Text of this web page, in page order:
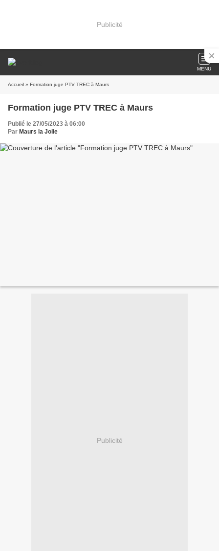
Publicité
MENU
Accueil » Formation juge PTV TREC à Maurs
Formation juge PTV TREC à Maurs
Publié le 27/05/2023 à 06:00
Par Maurs la Jolie
Publicité